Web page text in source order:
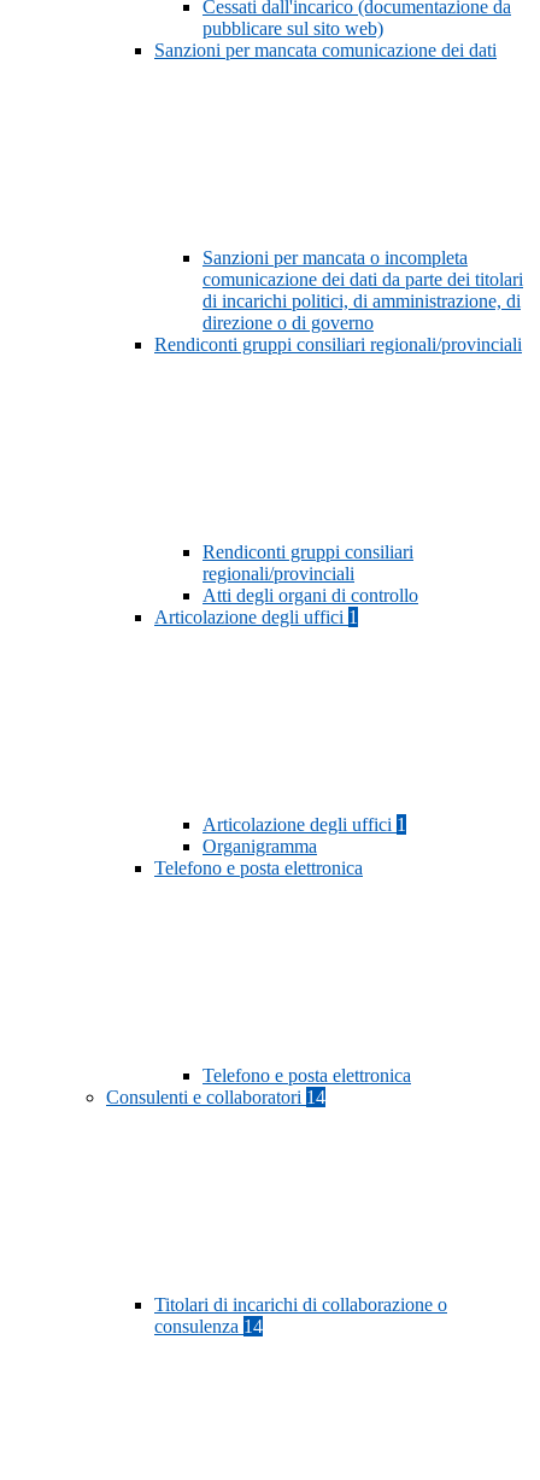
Cessati dall'incarico (documentazione da
pubblicare sul sito web)
Sanzioni per mancata comunicazione dei dati
Sanzioni per mancata o incompleta
comunicazione dei dati da parte dei titolari
di incarichi politici, di amministrazione, di
direzione o di governo
Rendiconti gruppi consiliari regionali/provinciali
Rendiconti gruppi consiliari
regionali/provinciali
Atti degli organi di controllo
Articolazione degli uffici 1
Articolazione degli uffici 1
Organigramma
Telefono e posta elettronica
Telefono e posta elettronica
Consulenti e collaboratori 14
Titolari di incarichi di collaborazione o
consulenza 14